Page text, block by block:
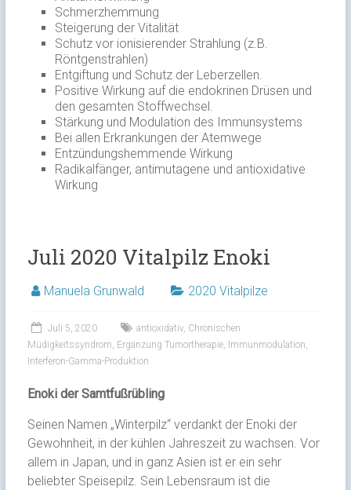
Schmerzhemmung
Steigerung der Vitalität
Schutz vor ionisierender Strahlung (z.B.
Röntgenstrahlen)
Entgiftung und Schutz der Leberzellen.
Positive Wirkung auf die endokrinen Drüsen und
den gesamten Stoffwechsel.
Stärkung und Modulation des Immunsystems
Bei allen Erkrankungen der Atemwege
Entzündungshemmende Wirkung
Radikalfänger, antimutagene und antioxidative
Wirkung
Juli 2020 Vitalpilz Enoki
Manuela Grunwald 2020 Vitalpilze
Juli 5, 2020 antioxidativ, Chronischen
Müdigkeitssyndrom Ergänzung Tumortherapie, Immunmodulation
Interferon-Gamma-Produktion
Enoki der Samtfußrübling
Seinen Namen „Winterpilz“ verdankt der Enoki der
Gewohnheit, in der kühlen Jahreszeit zu wachsen. Vor
allem in Japan, und in ganz Asien ist er ein sehr
beliebter Speisepilz. Sein Lebensraum ist die